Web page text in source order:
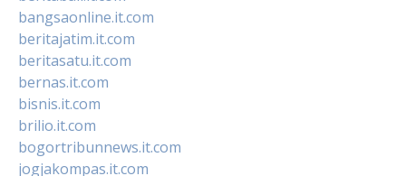
bangsaonline.it.com
beritajatim.it.com
beritasatu.it.com
bernas.it.com
bisnis.it.com
brilio.it.com
bogortribunnews.it.com
jogjakompas.it.com